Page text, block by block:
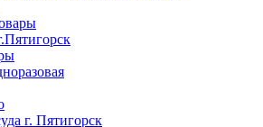
г. Пятигорск